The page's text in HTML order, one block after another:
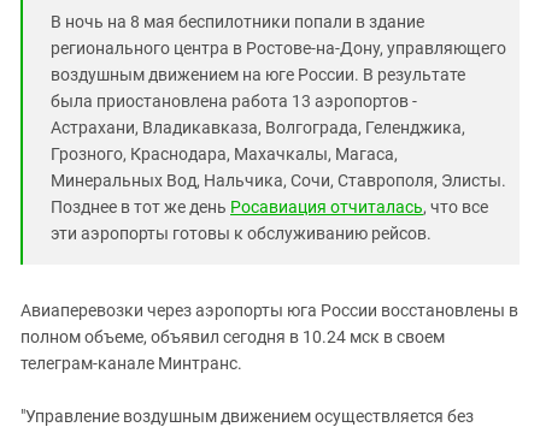
ЮФО
В ночь на 8 мая беспилотники попали в здание
регионального центра в Ростове-на-Дону, управляющего
воздушным движением на юге России. В результате
была приостановлена работа 13 аэропортов -
Астрахани, Владикавказа, Волгограда, Геленджика,
Грозного, Краснодара, Махачкалы, Магаса,
Минеральных Вод, Нальчика, Сочи, Ставрополя, Элисты.
Позднее в тот же день Росавиация отчиталась, что все
эти аэропорты готовы к обслуживанию рейсов.
Авиаперевозки через аэропорты юга России восстановлены в
полном объеме, объявил сегодня в 10.24 мск в своем
телеграм-канале Минтранс.
"Управление воздушным движением осуществляется без